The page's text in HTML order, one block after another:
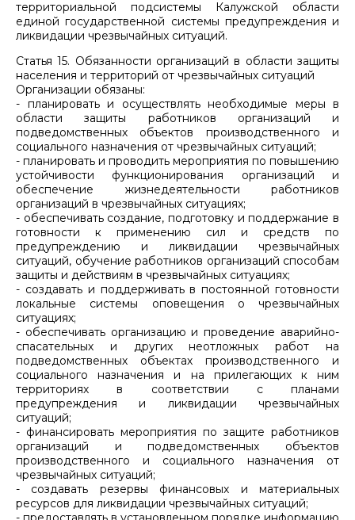
территориальной подсистемы Калужской области
единой государственной системы предупреждения и
ликвидации чрезвычайных ситуаций.
Статья 15. Обязанности организаций в области защиты
населения и территорий от чрезвычайных ситуаций
Организации обязаны:
- планировать и осуществлять необходимые меры в
области защиты работников организаций и
подведомственных объектов производственного и
социального назначения от чрезвычайных ситуаций;
- планировать и проводить мероприятия по повышению
устойчивости функционирования организаций и
обеспечение жизнедеятельности работников
организаций в чрезвычайных ситуациях;
- обеспечивать создание, подготовку и поддержание в
готовности к применению сил и средств по
предупреждению и ликвидации чрезвычайных
ситуаций, обучение работников организаций способам
защиты и действиям в чрезвычайных ситуациях;
- создавать и поддерживать в постоянной готовности
локальные системы оповещения о чрезвычайных
ситуациях;
- обеспечивать организацию и проведение аварийно-
спасательных и других неотложных работ на
подведомственных объектах производственного и
социального назначения и на прилегающих к ним
территориях в соответствии с планами
предупреждения и ликвидации чрезвычайных
ситуаций;
- финансировать мероприятия по защите работников
организаций и подведомственных объектов
производственного и социального назначения от
чрезвычайных ситуаций;
- создавать резервы финансовых и материальных
ресурсов для ликвидации чрезвычайных ситуаций;